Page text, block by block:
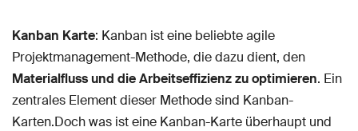
Kanban Karte: Kanban ist eine beliebte agile
Projektmanagement-Methode, die dazu dient, den
Materialfluss und die Arbeitseffizienz zu optimieren. Ein
zentrales Element dieser Methode sind Kanban-
Karten.Doch was ist eine Kanban-Karte überhaupt und